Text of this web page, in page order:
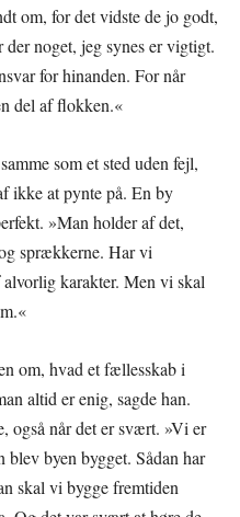
om, for det vidste de jo godt,
noget, jeg synes er vigtigt.
for hinanden. For når
del af flokken.«
som et sted uden fejl,
ikke at pynte på. En by
»Man holder af det,
sprækkerne. Har vi
karakter. Men vi skal
om, hvad et fællesskab i
altid er enig, sagde han.
også når det er svært. »Vi er
blev byen bygget. Sådan har
skal vi bygge fremtiden